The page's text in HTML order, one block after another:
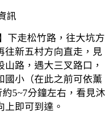
訊
下走松竹路，往大坑方
往新五村方向直走，見
路，遇大三叉路口，
國小（在此之前可依薰
5~7分鐘左右，看見沐
上即可到達。